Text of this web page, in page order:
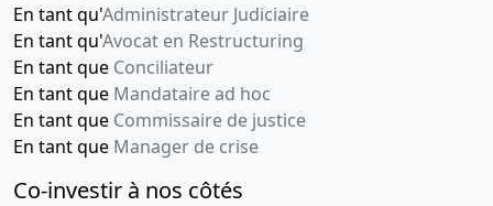
En tant qu'Administrateur Judiciaire
En tant qu'Avocat en Restructuring
En tant que Conciliateur
En tant que Mandataire ad hoc
En tant que Commissaire de justice
En tant que Manager de crise
Co-investir à nos côtés